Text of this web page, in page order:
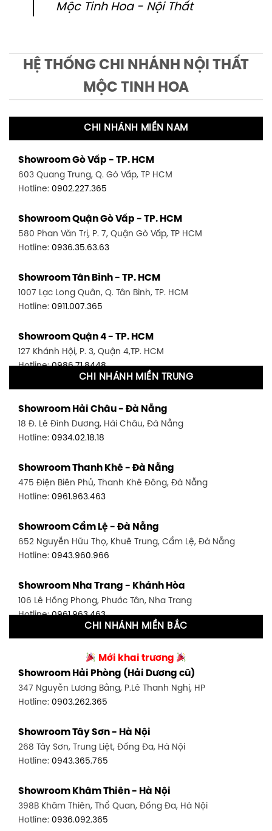
Mộc Tinh Hoa - Nội Thất
HỆ THỐNG CHI NHÁNH NỘI THẤT
MỘC TINH HOA
CHI NHÁNH MIỀN NAM
Showroom Gò Vấp - TP. HCM
603 Quang Trung, Q. Gò Vấp, TP HCM
Hotline: 0902.227.365
Showroom Quận Gò Vấp - TP. HCM
580 Phan Văn Trị, P. 7, Quận Gò Vấp, TP HCM
Hotline: 0936.35.63.63
Showroom Tân Bình - TP. HCM
1007 Lạc Long Quân, Q. Tân Bình, TP. HCM
Hotline: 0911.007.365
Showroom Quận 4 - TP. HCM
127 Khánh Hội, P. 3, Quận 4,TP. HCM
Hotline:0986.71.8448
1411 Đường 3/2, P. 16, Quận 11, TP. HCM
Hotline:0906.256.759
1448 Huỳnh Tấn Phát, Phú Thuận, Quận 7, TP HCM
Hotline:0946.480.580
348 Đ. Bạch Đằng, P. 14, Bình Thạnh, TP HCM
Hotline:0902.716.230
591 Hoàng Văn Thụ, P. 4, Tân Bình, TP HCM
Hotline:0906.256.759
Showroom Tân Bình 2 - TP. HCM
0986.71.8448
Showroom Thuận An - Bình Dương
66 đường DT743, An Phú, Thuận An, Bình Dương
Showroom Biên Hòa - Đồng Nai
452 Nguyễn Ái Quốc, Tân Tiến, TP. Biên Hòa, Đồng Nai
CHI NHÁNH MIỀN TRUNG
Showroom Hải Châu - Đà Nẵng
18 Đ. Lê Đình Dương, Hải Châu, Đà Nẵng
Hotline: 0934.02.18.18
Showroom Thanh Khê - Đà Nẵng
475 Điện Biên Phủ, Thanh Khê Đông, Đà Nẵng
Hotline: 0961.963.463
Showroom Cẩm Lệ - Đà Nẵng
652 Nguyễn Hữu Thọ, Khuê Trung, Cẩm Lệ, Đà Nẵng
Hotline: 0943.960.966
Showroom Nha Trang - Khánh Hòa
106 Lê Hồng Phong, Phước Tân, Nha Trang
Hotline:0961.963.463
27-29 Nguyễn Sỹ Sách, Hưng Bình, TP Vinh, Nghệ An
Hotline:0943.960.966
Showroom Buôn Ma Thuột
Hotline:0934.02.18.18
CHI NHÁNH MIỀN BẮC
Mới khai trương
Showroom Hải Phòng (Hải Dương cũ)
347 Nguyễn Lương Bằng, P.Lê Thanh Nghị, HP
Hotline: 0903.262.365
Showroom Tây Sơn - Hà Nội
268 Tây Sơn, Trung Liệt, Đống Đa, Hà Nội
Hotline: 0943.365.765
Showroom Khâm Thiên - Hà Nội
398B Khâm Thiên, Thổ Quan, Đống Đa, Hà Nội
Hotline: 0936.092.365